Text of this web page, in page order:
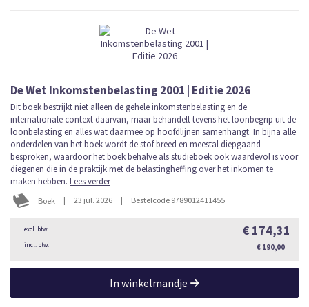
De Wet Inkomstenbelasting 2001 | Editie 2026
Dit boek bestrijkt niet alleen de gehele inkomstenbelasting en de
internationale context daarvan, maar behandelt tevens het loonbegrip uit de
loonbelasting en alles wat daarmee op hoofdlijnen samenhangt. In bijna alle
onderdelen van het boek wordt de stof breed en meestal diepgaand
besproken, waardoor het boek behalve als studieboek ook waardevol is voor
diegenen die in de praktijk met de belastingheffing over het inkomen te
maken hebben. Lees verder
Boek | 23 jul. 2026 | Bestelcode 9789012411455
€ 174,31
€ 190,00
In winkelmandje